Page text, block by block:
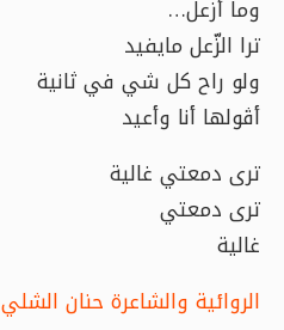
وما أزعل…
ترا الزّعل مايفيد
ولو راح كل شي في ثانية
أڤولها أنا وأعيد
ترى دمعتي غالية
ترى دمعتي
غالية
الروائية والشاعرة حنان الشلي